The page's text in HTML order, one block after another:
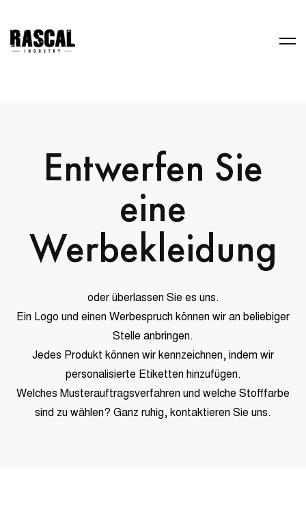
Entwerfen Sie
eine
Werbekleidung
oder überlassen Sie es uns.
Ein Logo und einen Werbespruch können wir an beliebiger
Stelle anbringen.
Jedes Produkt können wir kennzeichnen, indem wir
personalisierte Etiketten hinzufügen.
Welches Musterauftragsverfahren und welche Stofffarbe
sind zu wählen? Ganz ruhig, kontaktieren Sie uns.